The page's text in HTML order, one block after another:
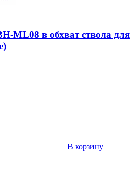
ML08 в обхват ствола для
В корзину